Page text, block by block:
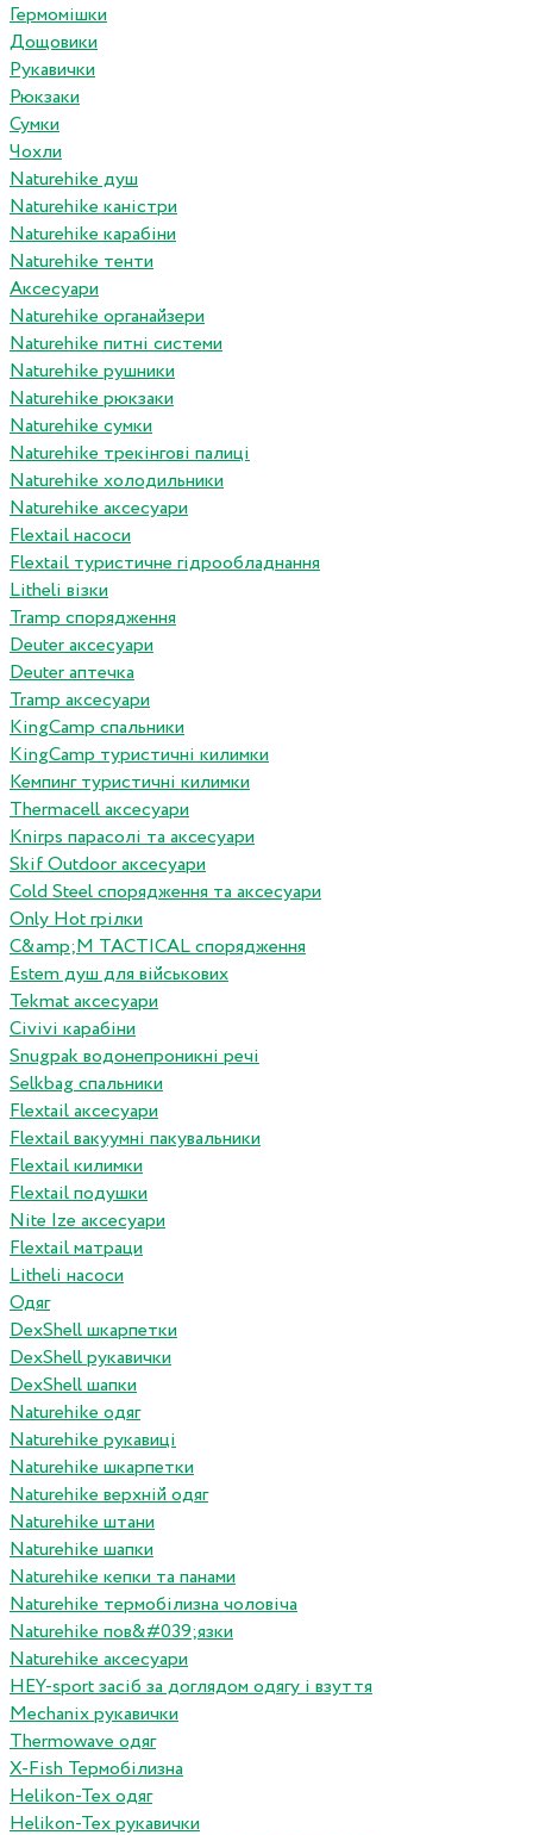
Гермомішки
Дощовики
Рукавички
Рюкзаки
Сумки
Чохли
Naturehike душ
Naturehike каністри
Naturehike карабіни
Naturehike тенти
Аксесуари
Naturehike органайзери
Naturehike питні системи
Naturehike рушники
Naturehike рюкзаки
Naturehike сумки
Naturehike трекінгові палиці
Naturehike холодильники
Naturehike аксесуари
Flextail насоси
Flextail туристичне гідрообладнання
Litheli візки
Tramp спорядження
Deuter аксесуари
Deuter аптечка
Tramp аксесуари
KingCamp спальники
KingCamp туристичні килимки
Кемпинг туристичні килимки
Thermacell аксесуари
Knirps парасолі та аксесуари
Skif Outdoor аксесуари
Cold Steel спорядження та аксесуари
Only Hot грілки
C&amp;M TACTICAL спорядження
Estem душ для військових
Tekmat аксесуари
Сivivi карабіни
Snugpak водонепроникні речі
Selkbag спальники
Flextail аксесуари
Flextail вакуумні пакувальники
Flextail килимки
Flextail подушки
Nite Ize аксесуари
Flextail матраци
Litheli насоси
Одяг
DexShell шкарпетки
DexShell рукавички
DexShell шапки
Naturehike одяг
Naturehike рукавиці
Naturehike шкарпетки
Naturehike верхній одяг
Naturehike штани
Naturehike шапки
Naturehike кепки та панами
Naturehike термобілизна чоловіча
Naturehike пов&#039;язки
Naturehike аксесуари
HEY-sport засіб за доглядом одягу і взуття
Mechanix рукавички
Thermowave одяг
X-Fish Термобілизна
Helikon-Tex одяг
Helikon-Tex рукавички